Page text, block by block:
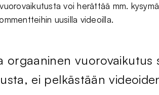
voi herättää mm.
uusilla videoilla.
orgaaninen vuorovaikutus
ei pelkästään